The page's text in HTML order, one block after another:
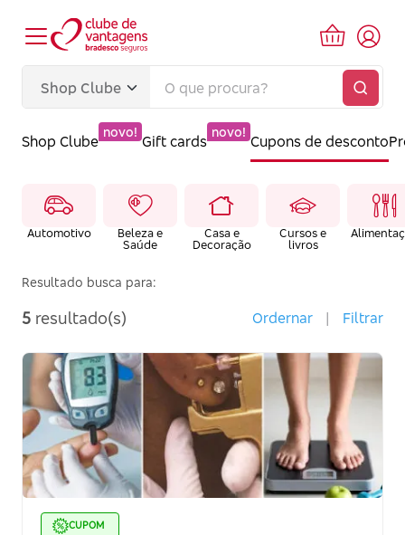
Shop Clube
novo!
Gift cards
novo!
Cupons de desconto
Automotivo
Beleza e
Saúde
Casa e
Decoração
Cursos e
livros
Resultado busca para:
5 resultado(s) Ordernar | Filtrar
CUPOM